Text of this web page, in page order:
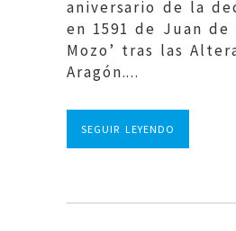
aniversario de la
en 1591 de Juan de
Mozo’ tras las
Aragón....
SEGUIR LEYENDO